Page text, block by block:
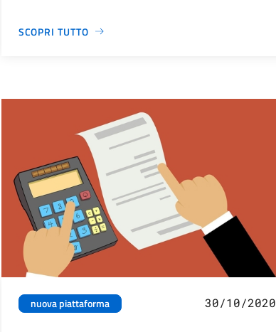
SCOPRI TUTTO
nuova piattaforma 30/10/2020